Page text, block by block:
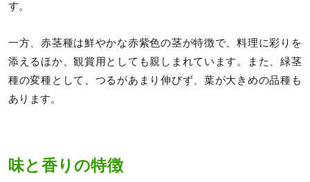
す。
一方、赤茎種は鮮やかな赤紫色の茎が特徴で、料理に彩りを
添えるほか、観賞用としても親しまれています。また、緑茎
種の変種として、つるがあまり伸びず、葉が大きめの品種も
あります。
味と香りの特徴